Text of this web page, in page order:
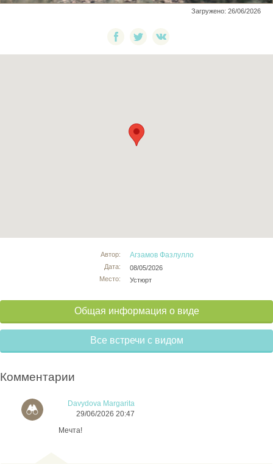
Загружено: 26/06/2026
Автор:
Дата:
Место:
Агзамов Фазлулло
08/05/2026
Устюрт
Общая информация о виде
Все встречи с видом
Комментарии
Davydova Margarita
29/06/2026 20:47
Мечта!